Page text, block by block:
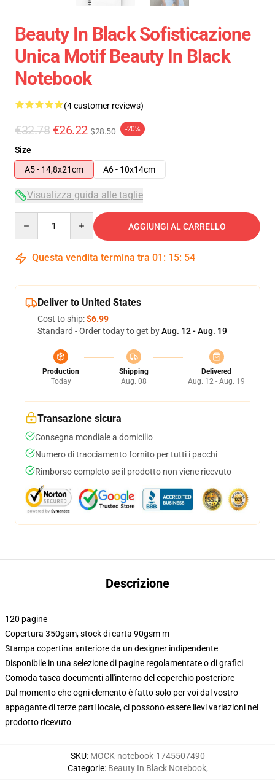
Beauty In Black Sofisticazione
Unica Motif Beauty In Black
Notebook
(4 customer reviews)
€32.78 €26.22 $28.50 -20%
Size
A5 - 14,8x21cm
A6 - 10x14cm
Visualizza guida alle taglie
AGGIUNGI AL CARRELLO
Questa vendita termina tra 01 : 15: 54
Deliver to United States
Cost to ship:$6.99
Standard - Order today to get byAug. 12 - Aug. 19
Production
Today
Shipping
Aug. 08
Delivered
Aug. 12 - Aug. 19
Transazione sicura
Consegna mondiale a domicilio
Numero di tracciamento fornito per tutti i pacchi
Rimborso completo se il prodotto non viene ricevuto
Descrizione
120 pagine
Copertura 350gsm, stock di carta 90gsm m
Stampa copertina anteriore da un designer indipendente
Disponibile in una selezione di pagine regolamentate o di grafici
Comoda tasca documenti all'interno del coperchio posteriore
Dal momento che ogni elemento è fatto solo per voi dal vostro
appagante di terze parti locale, ci possono essere lievi variazioni nel
prodotto ricevuto
SKU: MOCK-notebook-1745507490
Categorie: Beauty In Black Notebook,